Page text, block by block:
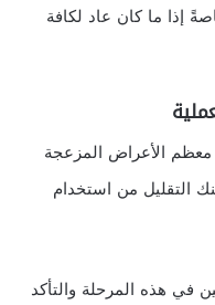
إذا ما كان عاد لكافة
معظم الأعراض المزعجة
التقليل من استخدام
في هذه المرحلة والتأكد